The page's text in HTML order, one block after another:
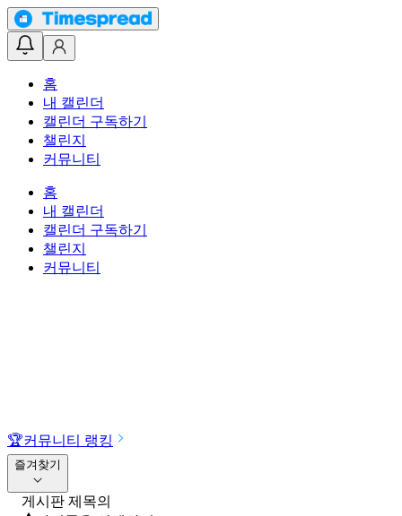
홈
내 캘린더
캘린더 구독하기
챌린지
커뮤니티
홈
내 캘린더
캘린더 구독하기
챌린지
커뮤니티
🏆커뮤니티 랭킹
즐겨찾기
게시판 제목의